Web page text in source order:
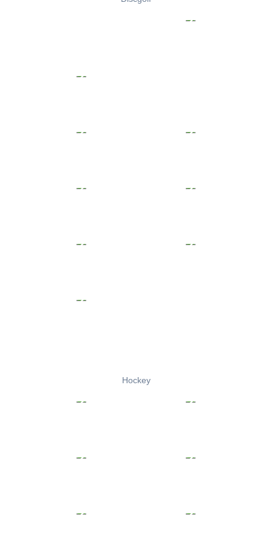
Hockey